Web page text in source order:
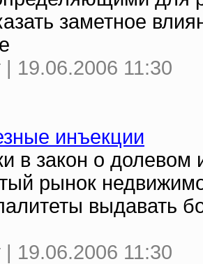
заметное
| 19.06.2006 11:30
инъекции
в закон о долевом
рынок
выдавать
| 19.06.2006 11:30